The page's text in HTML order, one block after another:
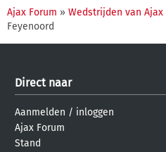
Ajax Forum » Wedstrijden van Ajax
Feyenoord
Direct naar
Aanmelden / inloggen
Ajax Forum
Stand